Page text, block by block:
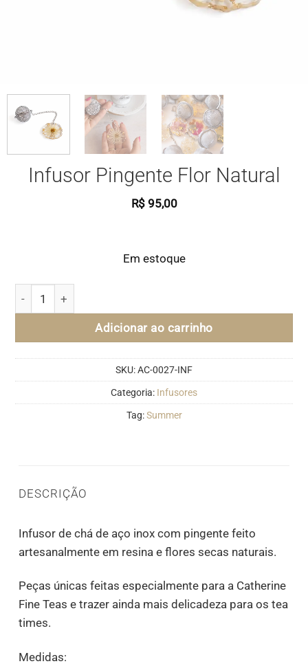
Infusor Pingente Flor Natural
R$95,00
Em estoque
Adicionar ao carrinho
SKU:AC-0027-INF
Categoria: Infusores
Tag:Summer
DESCRIÇÃO
Infusor de chá de aço inox com pingente feito
artesanalmente em resina e flores secas naturais.
Peças únicas feitas especialmente para a Catherine
Fine Teas e trazer ainda mais delicadeza para os tea
times.
Medidas: